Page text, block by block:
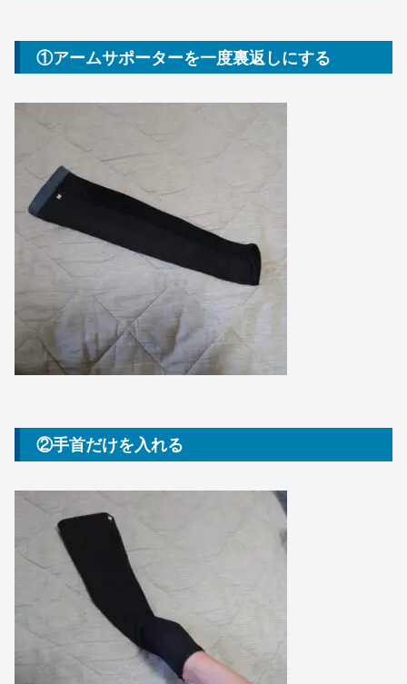
①アームサポーターを一度裏返しにする
②手首だけを入れる